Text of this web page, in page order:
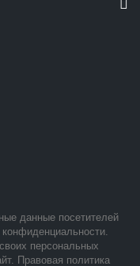
данные посетителей
конфиденциальности.
персональных
Правовая политика